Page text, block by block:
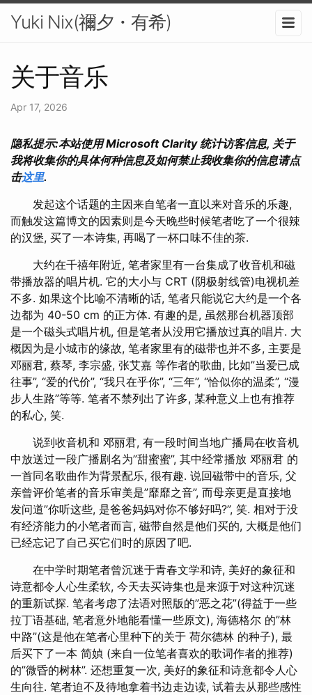
Yuki Nix(禰夕・有希)
关于音乐
Apr 17, 2026
隐私提示:本站使用 Microsoft Clarity 统计访客信息, 关于
我将收集你的具体何种信息及如何禁止我收集你的信息请点
击这里.
发起这个话题的主因来自笔者一直以来对音乐的乐趣,
而触发这篇博文的因素则是今天晚些时候笔者吃了一个很辣
的汉堡, 买了一本诗集, 再喝了一杯口味不佳的茶.
大约在千禧年附近, 笔者家里有一台集成了收音机和磁
带播放器的唱片机. 它的大小与 CRT (阴极射线管)电视机差
不多. 如果这个比喻不清晰的话, 笔者只能说它大约是一个各
边都为 40-50 cm 的正方体. 有趣的是, 虽然那台机器顶部
是一个磁头式唱片机, 但是笔者从没用它播放过真的唱片. 大
概因为是小城市的缘故, 笔者家里有的磁带也并不多, 主要是
邓丽君, 蔡琴, 李宗盛, 张艾嘉 等作者的歌曲, 比如”当爱已成
往事”, “爱的代价”, “我只在乎你”, “三年”, “恰似你的温柔”, “漫
步人生路”等等. 笔者不禁列出了许多, 某种意义上也有推荐
的私心, 笑.
说到收音机和 邓丽君, 有一段时间当地广播局在收音机
中放送过一段广播剧名为”甜蜜蜜”, 其中经常播放 邓丽君 的
一首同名歌曲作为背景配乐, 很有趣. 说回磁带中的音乐, 父
亲曾评价笔者的音乐审美是”靡靡之音”, 而母亲更是直接地
发问道”你听这些, 是爸爸妈妈对你不够好吗?”, 笑. 相对于没
有经济能力的小笔者而言, 磁带自然是他们买的, 大概是他们
已经忘记了自己买它们时的原因了吧.
在中学时期笔者曾沉迷于青春文学和诗, 美好的象征和
诗意都令人心生柔软, 今天去买诗集也是来源于对这种沉迷
的重新试探. 笔者考虑了法语对照版的”恶之花”(得益于一些
拉丁语基础, 笔者意外地能看懂一些原文), 海德格尔 的”林
中路”(这是他在笔者心里种下的关于 荷尔德林 的种子), 最
后买下了一本 简媜 (来自一位笔者喜欢的歌词作者的推荐)
的”微昏的树林”. 还想重复一次, 美好的象征和诗意都令人心
生向往. 笔者迫不及待地拿着书边走边读, 试着去从那些感性